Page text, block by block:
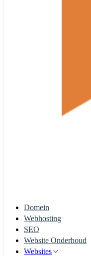
Domein
Webhosting
SEO
Website Onderhoud
Websites